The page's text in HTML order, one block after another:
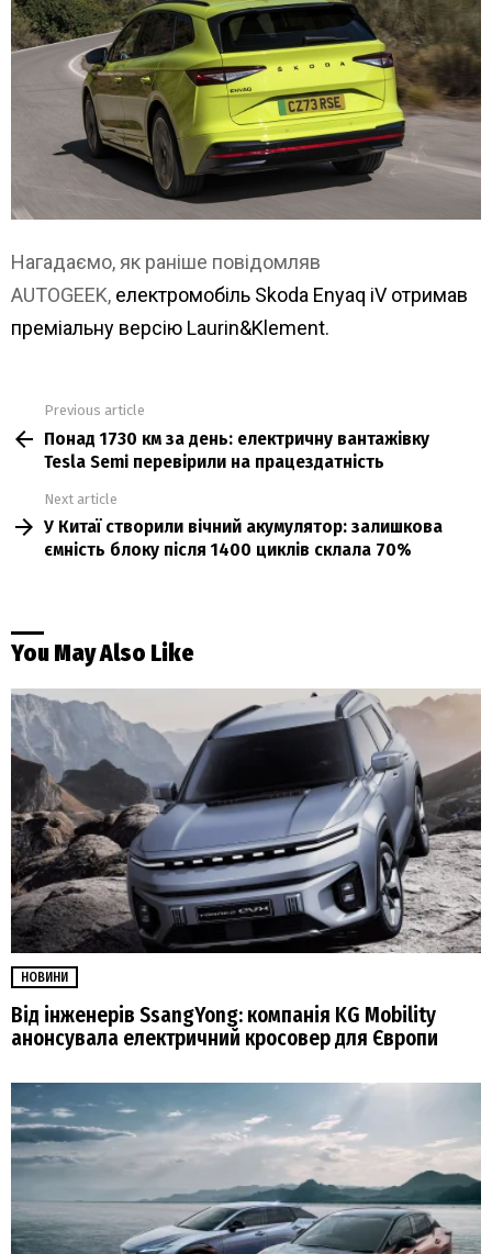
Нагадаємо, як раніше повідомляв
AUTOGEEK, електромобіль Skoda Enyaq iV отримав
преміальну версію Laurin&Klement.
more
Previous article
Понад 1730 км за день: електричну вантажівку
Tesla Semi перевірили на працездатність
Next article
У Китаї створили вічний акумулятор: залишкова
ємність блоку після 1400 циклів склала 70%
You May Also Like
НОВИНИ
Від інженерів SsangYong: компанія KG Mobility
анонсувала електричний кросовер для Європи